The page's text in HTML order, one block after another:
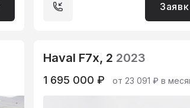
Haval F7x, 2 2023
1 695 000 ₽ от 23 091 ₽ в